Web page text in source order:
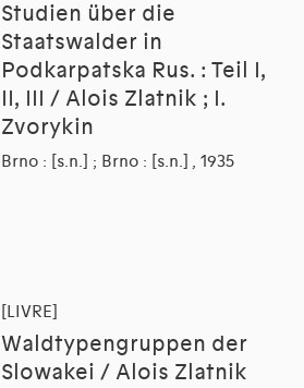
Studien über die
Staatswalder in
Podkarpatska Rus. : Teil I,
II, III / Alois Zlatnik ; I.
Zvorykin
Brno : [s.n.] ; Brno : [s.n.] , 1935
[LIVRE]
Waldtypengruppen der
Slowakei / Alois Zlatnik